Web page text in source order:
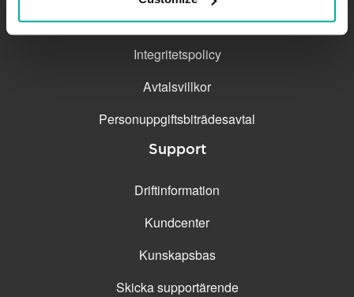
Kontakta
Integritetspolicy
Avtalsvillkor
Personuppgifts­biträdesavtal
Support
Driftinformation
Kundcenter
Kunskapsbas
Skicka supportärende